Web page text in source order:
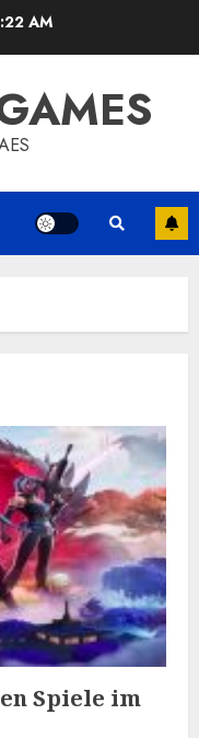
AM
Spiele im